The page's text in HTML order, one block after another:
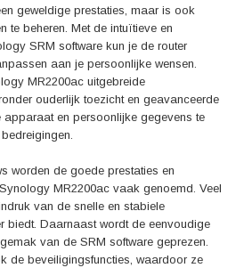
geweldige prestaties, maar is ook
te beheren. Met de intuïtieve en
SRM software kun je de router
aan je persoonlijke wensen.
MR2200ac uitgebreide
ouderlijk toezicht en geavanceerde
apparaat en persoonlijke gegevens te
worden de goede prestaties en
MR2200ac vaak genoemd. Veel
van de snelle en stabiele
biedt. Daarnaast wordt de eenvoudige
van de SRM software geprezen.
de beveiligingsfuncties, waardoor ze